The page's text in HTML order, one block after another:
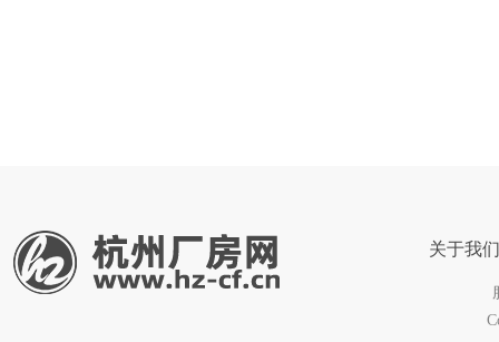
关于我们